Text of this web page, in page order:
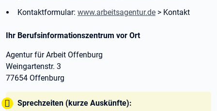
Kontaktformular: www.arbeitsagentur.de > Kontakt
Ihr Berufsinformationszentrum vor Ort
Agentur für Arbeit Offenburg
Weingartenstr. 3
77654 Offenburg
Tipp:
Sprechzeiten (kurze Auskünfte):